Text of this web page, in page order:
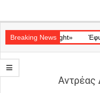
Navigation
Menu
Breaking News
«Ray of Light» Έφυγε